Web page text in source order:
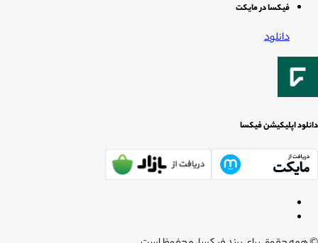
فیکسا در مایکت
دانلود
دانلود اپلیکیشن فیکسا